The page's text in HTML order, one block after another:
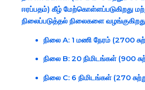
ஈரப்பதம்) கீழ் மேற்கொள்ளப்படுகிறது
நிலைப்படுத்தல் நிலைகளை
நிலை A:1 மணி நேரம் (2700
நிலை B:20 நிமிடங்கள் (900
நிலை C:6 நிமிடங்கள் (270